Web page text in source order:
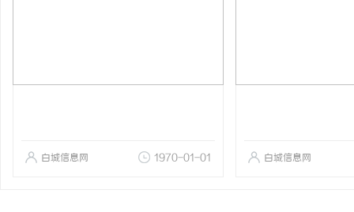
白城信息网 1970-01-01 白城信息网